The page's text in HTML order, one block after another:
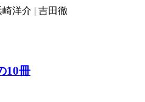
洋介 | 吉田徹
10冊